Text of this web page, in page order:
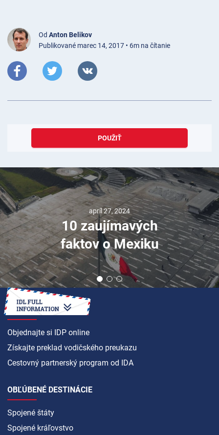
Od Anton Belikov
Publikované marec 14, 2017 • 6m na čítanie
POUŽIŤ
apríl 27, 2024
10 zaujímavých
faktov o Mexiku
AKO NA TO
Objednajte si IDP online
Získajte preklad vodičského preukazu
Cestovný partnerský program od IDA
OBĽÚBENÉ DESTINÁCIE
Spojené štáty
Spojené kráľovstvo